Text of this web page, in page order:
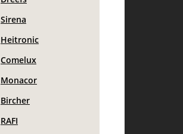
Sirena
Heitronic
Comelux
Monacor
Bircher
RAFI